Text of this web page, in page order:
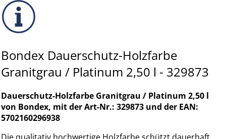
Bondex Dauerschutz-Holzfarbe
Granitgrau / Platinum 2,50 l - 329873
Dauerschutz-Holzfarbe Granitgrau / Platinum 2,50 l
von Bondex, mit der Art-Nr.: 329873 und der EAN:
5702160296938